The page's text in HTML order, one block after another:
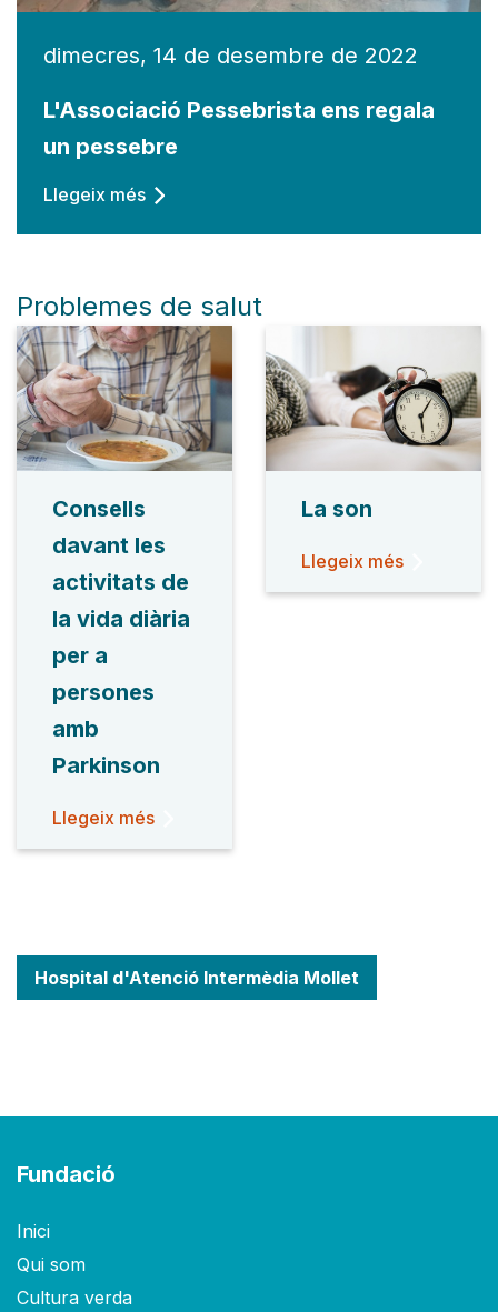
dimecres, 14 de desembre de 2022
L'Associació Pessebrista ens regala
un pessebre
Llegeix més
Problemes de salut
Consells
davant les
activitats de
la vida diària
per a
persones
amb
Parkinson
Llegeix més
La son
Llegeix més
Hospital d'Atenció Intermèdia Mollet
Fundació
Inici
Qui som
Cultura verda